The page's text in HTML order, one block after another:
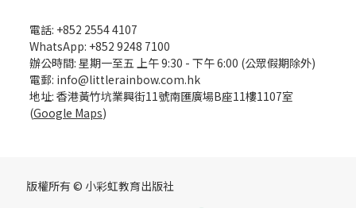
電話: +852 2554 4107
WhatsApp: +852 9248 7100
辦公時間: 星期一至五 上午 9:30 - 下午 6:00 (公眾假期除外)
電郵: info@littlerainbow.com.hk
地址: 香港黃竹坑業興街11號南匯廣場B座11樓1107室
(Google Maps)
版權所有 © 小彩虹教育出版社